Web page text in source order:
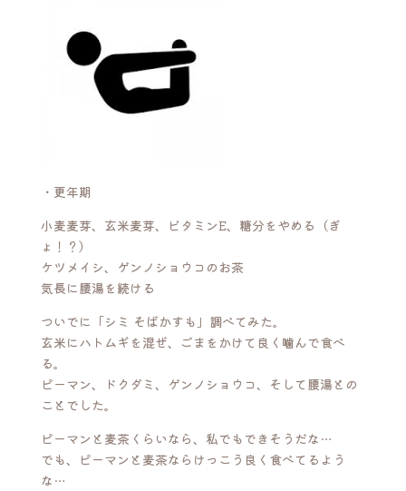
・更年期
小麦麦芽、玄米麦芽、ビタミンE、糖分をやめる（ぎ
ょ！？）
ケツメイシ、ゲンノショウコのお茶
気長に腰湯を続ける
ついでに「シミ そばかすも」調べてみた。
玄米にハトムギを混ぜ、ごまをかけて良く噛んで食べ
る。
ピーマン、ドクダミ、ゲンノショウコ、そして腰湯との
ことでした。
ピーマンと麦茶くらいなら、私でもできそうだな…
でも、ピーマンと麦茶ならけっこう良く食べてるよう
な…